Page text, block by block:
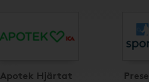
Apotek Hjärtat